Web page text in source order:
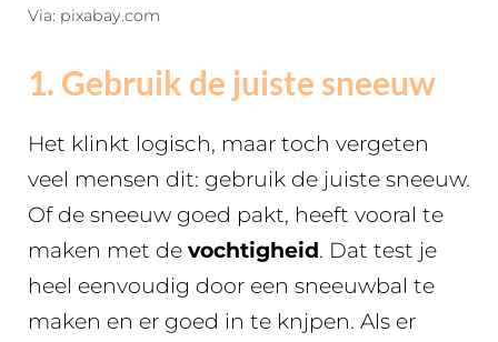
Via: pixabay.com
1. Gebruik de juiste sneeuw
Het klinkt logisch, maar toch vergeten
veel mensen dit: gebruik de juiste sneeuw.
Of de sneeuw goed pakt, heeft vooral te
maken met de vochtigheid. Dat test je
heel eenvoudig door een sneeuwbal te
maken en er goed in te knjpen. Als er